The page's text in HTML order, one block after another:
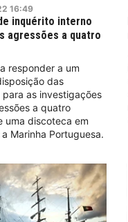
16:49
inquérito interno
agressões a quatro
responder a um
das
as investigações
a quatro
uma discoteca em
Marinha Portuguesa.